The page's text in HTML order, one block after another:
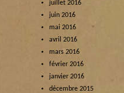
juillet 2016
juin 2016
mai 2016
avril 2016
mars 2016
février 2016
janvier 2016
décembre 2015